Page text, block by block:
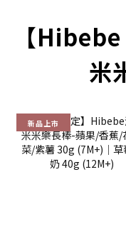
【
米
新品上市